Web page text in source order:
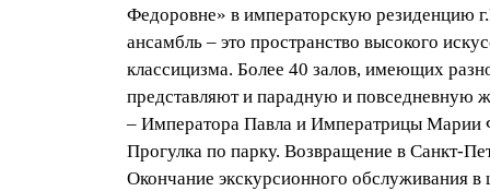
Федоровне» в императорскую резиденцию
ансамбль – это пространство высокого
классицизма. Более 40 залов, имеющих
представляют и парадную и повседневную
– Императора Павла и Императрицы Марии
Прогулка по парку. Возвращение в Санкт-
Окончание экскурсионного обслуживания